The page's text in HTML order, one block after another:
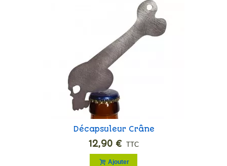
Décapsuleur Crâne
12,90 € TTC
Ajouter